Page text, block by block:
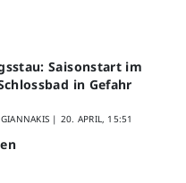
Saisonstart im
in Gefahr
| 20. APRIL, 15:51